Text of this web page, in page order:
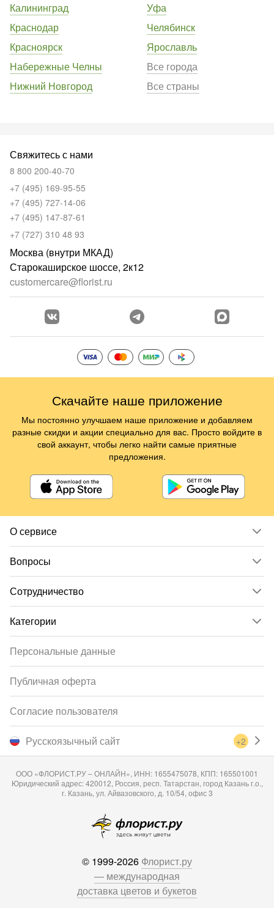
Калининград
Краснодар
Красноярск
Набережные Челны
Нижний Новгород
Уфа
Челябинск
Ярославль
Все города
Все страны
О сервисе
Вопросы
Сотрудничество
Категории
Свяжитесь с нами
8 800 200-40-70
+7 (495) 169-95-55
+7 (495) 727-14-06
+7 (495) 147-87-61
+7 (727) 310 48 93
Москва (внутри МКАД)
Старокаширское шоссе, 2к12
customercare@florist.ru
Русскоязычный сайт +2
Персональные данные
Публичная оферта
Согласие пользователя
ООО «ФЛОРИСТ.РУ – ОНЛАЙН», ИНН: 1655475078, КПП: 165501001
Юридический адрес: 420012, Россия, респ. Татарстан, город Казань г.о.,
г. Казань, ул. Айвазовского, д. 10/54, офис 3
© 1999-2026 Флорист.ру
— международная
доставка цветов и букетов
Скачайте наше приложение
Мы постоянно улучшаем наше приложение и добавляем
разные скидки и акции специально для вас. Просто войдите в
свой аккаунт, чтобы легко найти самые приятные
предложения.